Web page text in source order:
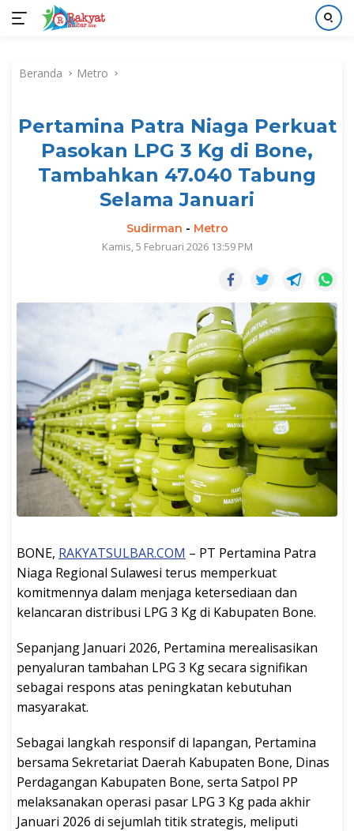
kontenBeranda Metro
Pertamina Patra Niaga Perkuat
Pasokan LPG 3 Kg di Bone,
Tambahkan 47.040 Tabung
Selama Januari
Sudirman - Metro
Kamis, 5 Februari 2026 13:59 PM
BONE, RAKYATSULBAR.COM – PT Pertamina Patra
Niaga Regional Sulawesi terus memperkuat
komitmennya dalam menjaga ketersediaan dan
kelancaran distribusi LPG 3 Kg di Kabupaten Bone.
Sepanjang Januari 2026, Pertamina merealisasikan
penyaluran tambahan LPG 3 Kg secara signifikan
sebagai respons atas peningkatan kebutuhan
masyarakat.
Sebagai langkah responsif di lapangan, Pertamina
bersama Sekretariat Daerah Kabupaten Bone, Dinas
Perdagangan Kabupaten Bone, serta Satpol PP
melaksanakan operasi pasar LPG 3 Kg pada akhir
Januari 2026 di sejumlah titik strategis, meliputi